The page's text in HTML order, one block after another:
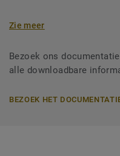
Zie meer
Bezoek ons
alle downloadbare
BEZOEK HET